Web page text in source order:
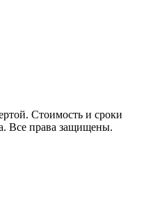
Стоимость и сроки
Все права защищены.